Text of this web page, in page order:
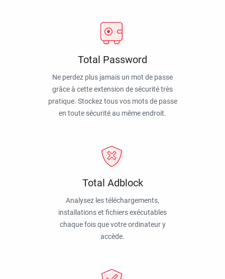
Total Password
Ne perdez plus jamais un mot de passe
grâce à cette extension de sécurité très
pratique. Stockez tous vos mots de passe
en toute sécurité au même endroit.
Total Adblock
Analysez les téléchargements,
installations et fichiers exécutables
chaque fois que votre ordinateur y
accède.